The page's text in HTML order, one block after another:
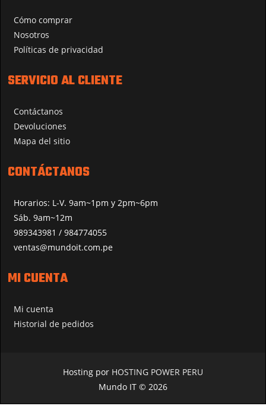
Cómo comprar
Nosotros
Políticas de privacidad
SERVICIO AL CLIENTE
Contáctanos
Devoluciones
Mapa del sitio
CONTÁCTANOS
Horarios: L-V. 9am~1pm y 2pm~6pm
Sáb. 9am~12m
989343981 / 984774055
ventas@mundoit.com.pe
MI CUENTA
Mi cuenta
Historial de pedidos
Hosting por HOSTING POWER PERU
Mundo IT © 2026